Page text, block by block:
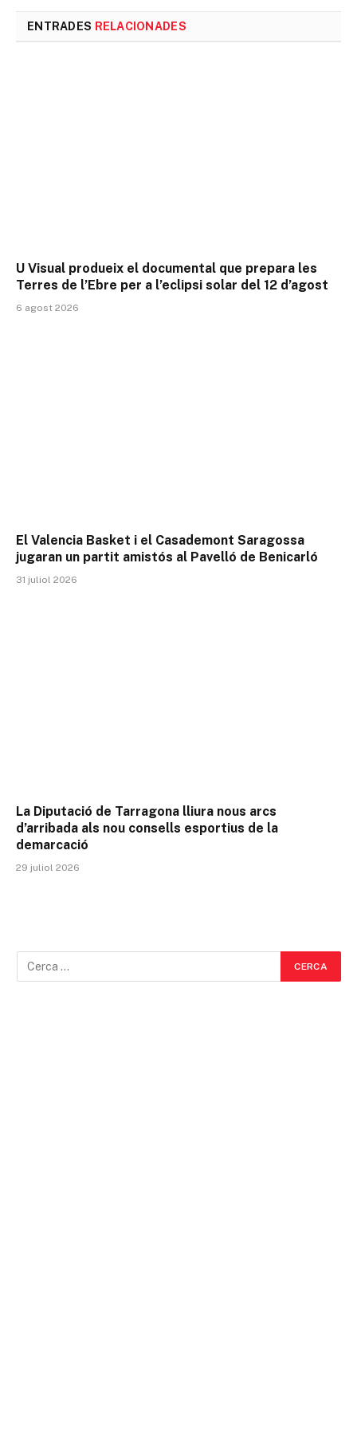
ENTRADES RELACIONADES
U Visual produeix el documental que prepara les
Terres de l’Ebre per a l’eclipsi solar del 12 d’agost
6 agost 2026
El Valencia Basket i el Casademont Saragossa
jugaran un partit amistós al Pavelló de Benicarló
31 juliol 2026
La Diputació de Tarragona lliura nous arcs
d’arribada als nou consells esportius de la
demarcació
29 juliol 2026